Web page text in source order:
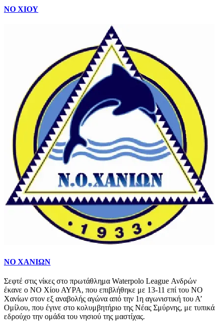
ΝΟ ΧΙΟΥ
ΝΟ ΧΑΝΙΩΝ
Σεφτέ στις νίκες στο πρωτάθλημα Waterpolo League Ανδρών
έκανε ο ΝΟ Χίου ΑΥΡΑ, που επιβλήθηκε με 13-11 επί του ΝΟ
Χανίων στον εξ αναβολής αγώνα από την 1η αγωνιστική του Α’
Ομίλου, που έγινε στο κολυμβητήριο της Νέας Σμύρνης, με τυπικά
εδρούχο την ομάδα του νησιού της μαστίχας.